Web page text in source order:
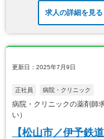
求人の詳細を見る
更新日：2025年7月9日
正社員 病院・クリニック
病院・クリニックの薬剤
い）
【松山市／伊予鉄